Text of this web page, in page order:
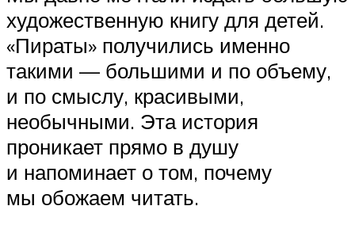
художественную книгу для детей.
«Пираты» получились именно
такими — большими и по объему,
и по смыслу, красивыми,
необычными. Эта история
проникает прямо в душу
и напоминает о том, почему
мы обожаем читать.